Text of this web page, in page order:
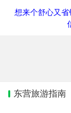
想来个舒心又
东营旅游指南